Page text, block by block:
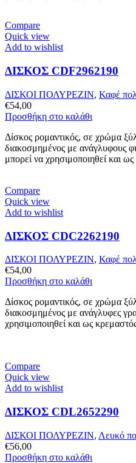
Compare
Quick view
Add to wishlist
ΔΙΣΚΟΣ CDF2962190
ΔΙΣΚΟΙ ΠΟΛΥΡΕΖΙΝ, Καφέ
€54,00
Προσθήκη στο καλάθι
Δίσκος ρομαντικός, σε χρώμα
διακοσμημένος με ανάγλυφους
μπορεί να χρησιμοποιηθεί και ως
Compare
Quick view
Add to wishlist
ΔΙΣΚΟΣ CDC2262190
ΔΙΣΚΟΙ ΠΟΛΥΡΕΖΙΝ, Καφέ
€54,00
Προσθήκη στο καλάθι
Δίσκος ρομαντικός, σε χρώμα
διακοσμημένος με ανάγλυφες
χρησιμοποιηθεί και ως
Compare
Quick view
Add to wishlist
ΔΙΣΚΟΣ CDL2652290
ΔΙΣΚΟΙ ΠΟΛΥΡΕΖΙΝ, Λευκό
€56,00
Προσθήκη στο καλάθι